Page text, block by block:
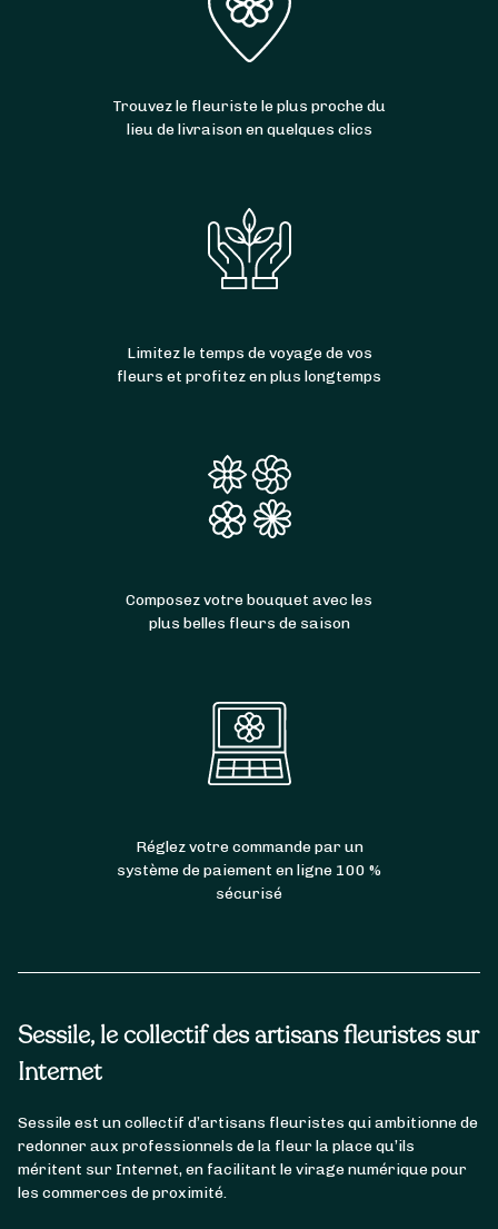
Sessile, le collectif des artisans fleuristes sur
Internet
Sessile est un collectif d’artisans fleuristes qui ambitionne de
redonner aux professionnels de la fleur la place qu’ils
méritent sur Internet, en facilitant le virage numérique pour
les commerces de proximité.
Trouvez le fleuriste le plus proche du
lieu de livraison en quelques clics
Limitez le temps de voyage de vos
fleurs et profitez en plus longtemps
Composez votre bouquet avec les
plus belles fleurs de saison
Réglez votre commande par un
système de paiement en ligne 100 %
sécurisé